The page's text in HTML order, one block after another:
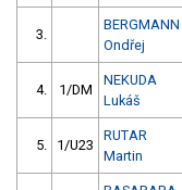
3.
BERGMANN
Ondřej
4. 1/DM
NEKUDA
Lukáš
5. 1/U23
RUTAR
Martin